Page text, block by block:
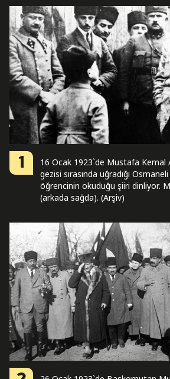
1
16 Ocak 1923`de Mustafa
gezisi sırasında uğradığı
öğrencinin okuduğu şiiri dinliyor.
(arkada sağda). (Arşiv)